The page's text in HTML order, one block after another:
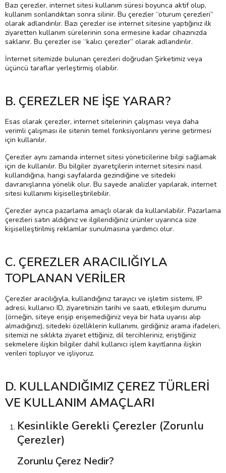
Bazı çerezler, internet sitesi kullanım süresi boyunca aktif olup,
kullanım sonlandıktan sonra silinir. Bu çerezler “oturum çerezleri”
olarak adlandırılır. Bazı çerezler ise internet sitesine yaptığınız ilk
ziyaretten kullanım sürelerinin sona ermesine kadar cihazınızda
saklanır. Bu çerezler ise “kalıcı çerezler” olarak adlandırılır.
İnternet sitemizde bulunan çerezleri doğrudan Şirketimiz veya
üçüncü taraflar yerleştirmiş olabilir.
B. ÇEREZLER NE İŞE YARAR?
Esas olarak çerezler, internet sitelerinin çalışması veya daha
verimli çalışması ile sitenin temel fonksiyonlarını yerine getirmesi
için kullanılır.
Çerezler aynı zamanda internet sitesi yöneticilerine bilgi sağlamak
için de kullanılır. Bu bilgiler ziyaretçilerin internet sitesini nasıl
kullandığına, hangi sayfalarda gezindiğine ve sitedeki
davranışlarına yönelik olur. Bu sayede analizler yapılarak, internet
sitesi kullanımı kişiselleştirilebilir.
Çerezler ayrıca pazarlama amaçlı olarak da kullanılabilir. Pazarlama
çerezleri satın aldığınız ve ilgilendiğiniz ürünler uyarınca size
kişiselleştirilmiş reklamlar sunulmasına yardımcı olur.
C. ÇEREZLER ARACILIĞIYLA
TOPLANAN VERİLER
Çerezler aracılığıyla, kullandığınız tarayıcı ve işletim sistemi, IP
adresi, kullanıcı ID, ziyaretinizin tarihi ve saati, etkileşim durumu
(örneğin, siteye erişip erişemediğiniz veya bir hata uyarısı alıp
almadığınız), sitedeki özelliklerin kullanımı, girdiğiniz arama ifadeleri,
sitemizi ne sıklıkta ziyaret ettiğiniz, dil tercihleriniz, eriştiğiniz
sekmelere ilişkin bilgiler dahil kullanıcı işlem kayıtlarına ilişkin
verileri topluyor ve işliyoruz.
D. KULLANDIĞIMIZ ÇEREZ TÜRLERİ
VE KULLANIM AMAÇLARI
Kesinlikle Gerekli Çerezler (Zorunlu
Çerezler)
Zorunlu Çerez Nedir?